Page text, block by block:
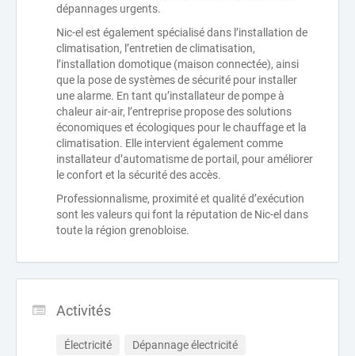
dépannages urgents.
Nic-el est également spécialisé dans l’installation de
climatisation, l’entretien de climatisation,
l’installation domotique (maison connectée), ainsi
que la pose de systèmes de sécurité pour installer
une alarme. En tant qu’installateur de pompe à
chaleur air-air, l’entreprise propose des solutions
économiques et écologiques pour le chauffage et la
climatisation. Elle intervient également comme
installateur d’automatisme de portail, pour améliorer
le confort et la sécurité des accès.
Professionnalisme, proximité et qualité d’exécution
sont les valeurs qui font la réputation de Nic-el dans
toute la région grenobloise.
Activités
Électricité
Dépannage électricité